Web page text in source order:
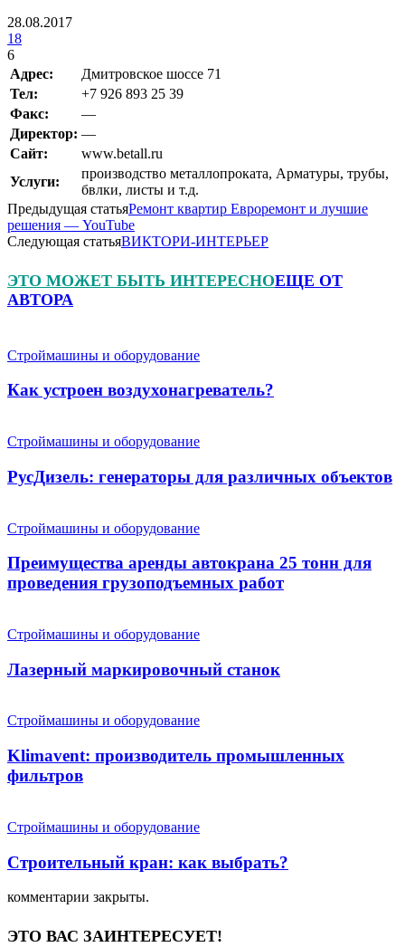
28.08.2017
18
6
Адрес:
Дмитровское шоссе 71
Teл:
+7 926 893 25 39
Факс:
—
Директор: —
Сайт:
www.betall.ru
Услуги:
производство металлопроката, Арматуры, трубы,
бвлки, листы и т.д.
Предыдущая статьяРемонт квартир Евроремонт и лучшие
решения — YouTube
Следующая статьяВИКТОРИ-ИНТЕРЬЕР
ЭТО МОЖЕТ БЫТЬ ИНТЕРЕСНОЕЩЕ ОТ
АВТОРА
Строймашины и оборудование
Как устроен воздухонагреватель?
Строймашины и оборудование
РусДизель: генераторы для различных объектов
Строймашины и оборудование
Преимущества аренды автокрана 25 тонн для
проведения грузоподъемных работ
Строймашины и оборудование
Лазерный маркировочный станок
Строймашины и оборудование
Klimavent: производитель промышленных
фильтров
Строймашины и оборудование
Строительный кран: как выбрать?
комментарии закрыты.
ЭТО ВАС ЗАИНТЕРЕСУЕТ!